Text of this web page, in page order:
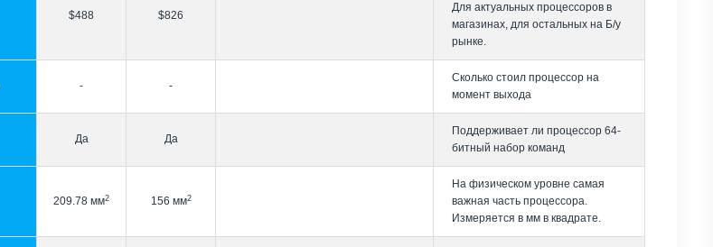
$488 $826
Для актуальных процессоров в
магазинах, для остальных на Б/у
рынке.
- -
Сколько стоил процессор на
момент выхода
Да Да
Поддерживает ли процессор 64-
битный набор команд
209.78 мм2 156 мм2
На физическом уровне самая
важная часть процессора.
Измеряется в мм в квадрате.